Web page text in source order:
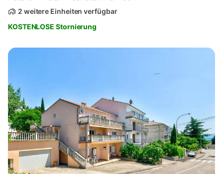
2 weitere Einheiten verfügbar
KOSTENLOSE Stornierung